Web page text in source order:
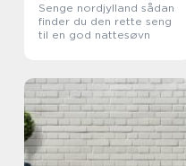
Senge nordjylland sådan
finder du den rette seng
til en god nattesøvn